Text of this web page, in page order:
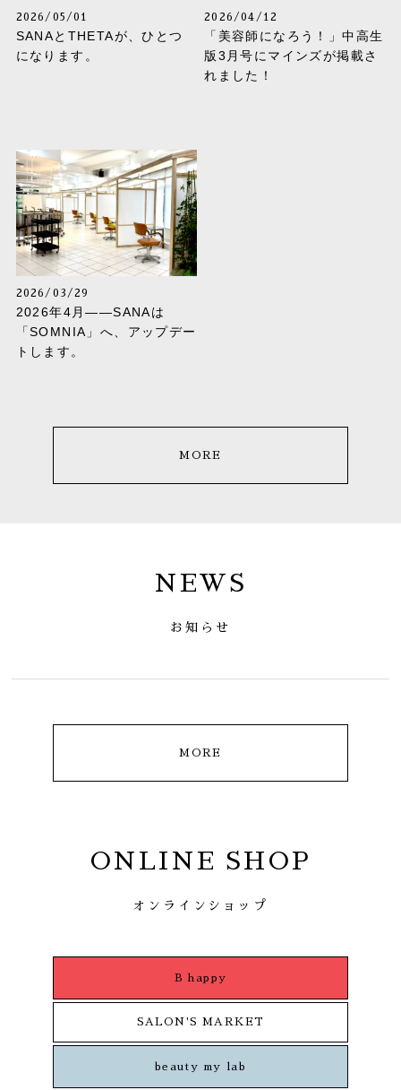
2026/05/01
SANAとTHETAが、ひとつ
になります。
2026/04/12
「美容師になろう！」中高生
版3月号にマインズが掲載さ
れました！
2026/03/29
2026年4月——SANAは
「SOMNIA」へ、アップデー
トします。
MORE
NEWS
お知らせ
MORE
ONLINE SHOP
オンラインショップ
B happy
SALON'S MARKET
beauty my lab